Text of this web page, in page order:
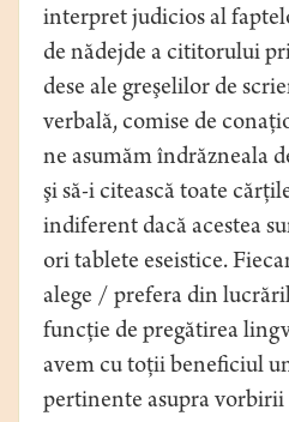
interpret judicios al
de nădejde a cititorului
dese ale greşelilor de
verbală, comise de
ne asumăm îndrăzneala
şi să-i citească toate
indiferent dacă acestea
ori tablete eseistice.
alege / prefera din
funcţie de pregătirea
avem cu toţii beneficiul
pertinente asupra